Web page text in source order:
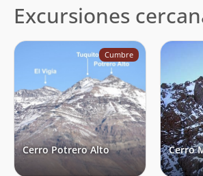
Excursiones
Cumbre
Cerro Potrero Alto Cerro